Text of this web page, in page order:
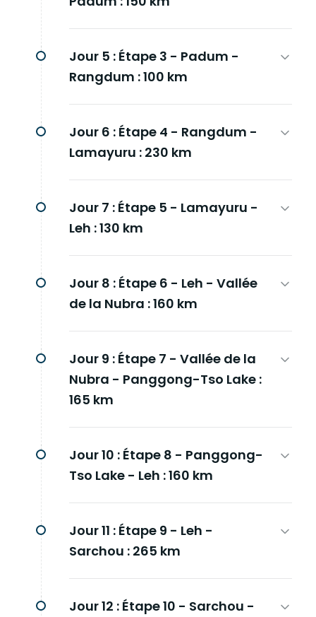
Jour 5 : Étape 3 - Padum -
Rangdum : 100 km
Jour 6 : Étape 4 - Rangdum -
Lamayuru : 230 km
Jour 7 : Étape 5 - Lamayuru -
Leh : 130 km
Jour 8 : Étape 6 - Leh - Vallée
de la Nubra : 160 km
Jour 9 : Étape 7 - Vallée de la
Nubra - Panggong-Tso Lake :
165 km
Jour 10 : Étape 8 - Panggong-
Tso Lake - Leh : 160 km
Jour 11 : Étape 9 - Leh -
Sarchou : 265 km
Jour 12 : Étape 10 - Sarchou -